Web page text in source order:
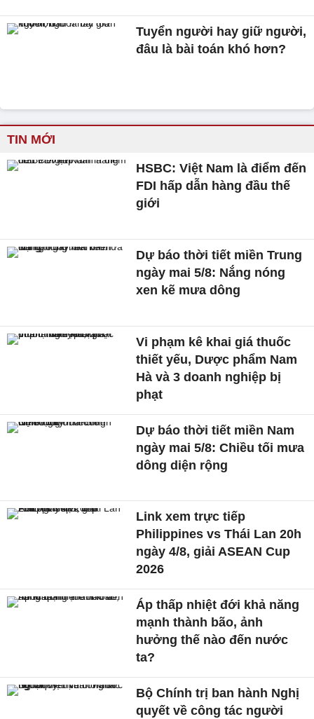
Tuyển người hay giữ người,
đâu là bài toán khó hơn?
TIN MỚI
HSBC: Việt Nam là điểm đến
FDI hấp dẫn hàng đầu thế
giới
Dự báo thời tiết miền Trung
ngày mai 5/8: Nắng nóng
xen kẽ mưa dông
Vi phạm kê khai giá thuốc
thiết yếu, Dược phẩm Nam
Hà và 3 doanh nghiệp bị
phạt
Dự báo thời tiết miền Nam
ngày mai 5/8: Chiều tối mưa
dông diện rộng
Link xem trực tiếp
Philippines vs Thái Lan 20h
ngày 4/8, giải ASEAN Cup
2026
Áp thấp nhiệt đới khả năng
mạnh thành bão, ảnh
hưởng thế nào đến nước
ta?
Bộ Chính trị ban hành Nghị
quyết về công tác người